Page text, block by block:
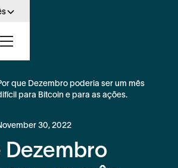
que Dezembro poderia ser um mês
para Bitcoin e para as ações.
30, 2022
Dezembro